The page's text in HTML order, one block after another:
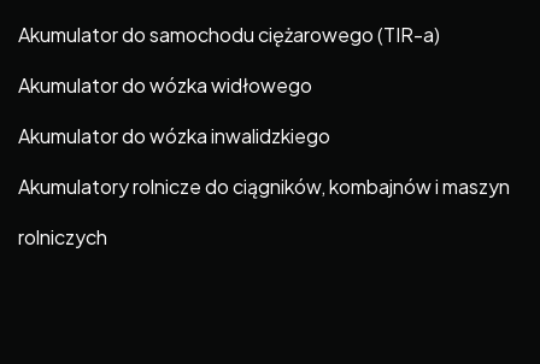
Akumulator do samochodu ciężarowego (TIR-a)
Akumulator do wózka widłowego
Akumulator do wózka inwalidzkiego
Akumulatory rolnicze do ciągników, kombajnów i maszyn
rolniczych